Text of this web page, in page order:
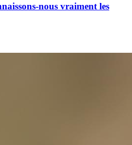
nous vraiment les